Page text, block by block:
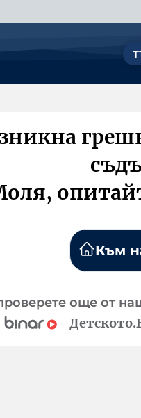
Към
още от